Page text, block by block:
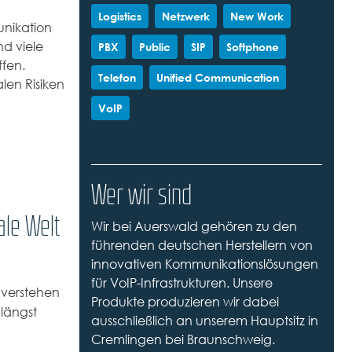
viele
Risiken
Welt
Logistics Netzwerk
New Work
PBX
Public SIP
Softphone
Telefon
Unified Communication
VoIP
Wer wir sind
Wir bei Auerswald gehören zu den
führenden deutschen Herstellern von
innovativen Kommunikationslösungen
für VoIP-Infrastrukturen. Unsere
Produkte produzieren wir dabei
ausschließlich an unserem Hauptsitz in
Cremlingen bei Braunschweig.